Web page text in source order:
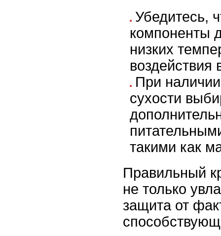
Убедитесь,
компоненты
низких
воздействия
При
сухости
такими как
Правильный
не только
защита от